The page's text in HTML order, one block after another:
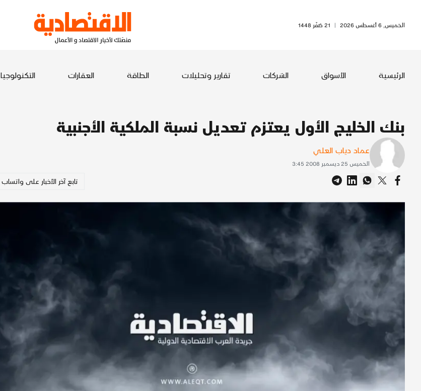
الخميس, 6 أغسطس 2026 | 21 صَفَر 1448
الرئيسية الأسواق الشركات تقارير وتحليلات الطاقة العقارات التكنولوجيا
بنك الخليج الأول يعتزم تعديل نسبة الملكية الأجنبية
عماد دياب العلي
الخميس 25 ديسمبر 2008 3:45
تابع آخر الأخبار على واتساب